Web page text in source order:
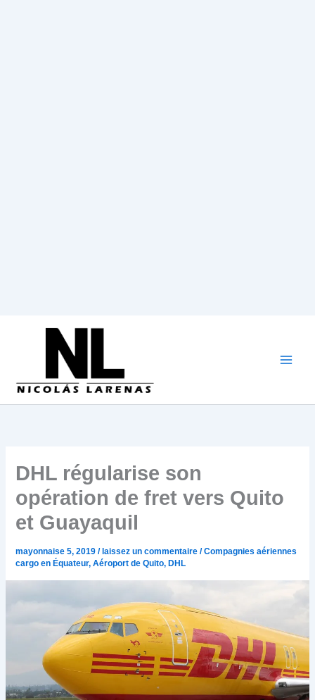
DHL régularise son
opération de fret vers Quito
et Guayaquil
mayonnaise 5, 2019/ laissez un commentaire /Compagnies aériennes
cargo en Équateur,Aéroport de Quito, DHL